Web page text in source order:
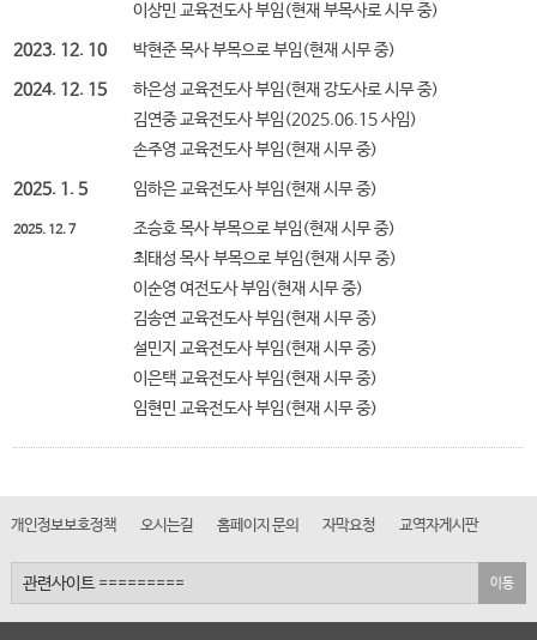
이상민 교육전도사 부임(현재 부목사로 시무 중)
2023. 12. 10 박현준 목사 부목으로 부임(현재 시무 중)
2024. 12. 15
하은성 교육전도사 부임(현재 강도사로 시무 중)
김연중 교육전도사 부임(2025.06.15 사임)
손주영 교육전도사 부임(현재 시무 중)
2025. 1. 5 임하은 교육전도사 부임(현재 시무 중)
2025. 12. 7
조승호 목사 부목으로 부임(현재 시무 중)
최태성 목사 부목으로 부임(현재 시무 중)
이순영 여전도사 부임(현재 시무 중)
김송연 교육전도사 부임(현재 시무 중)
설민지 교육전도사 부임(현재 시무 중)
이은택 교육전도사 부임(현재 시무 중)
임현민 교육전도사 부임(현재 시무 중)
개인정보보호정책 오시는길 홈페이지 문의 자막요청 교역자게시판
이동